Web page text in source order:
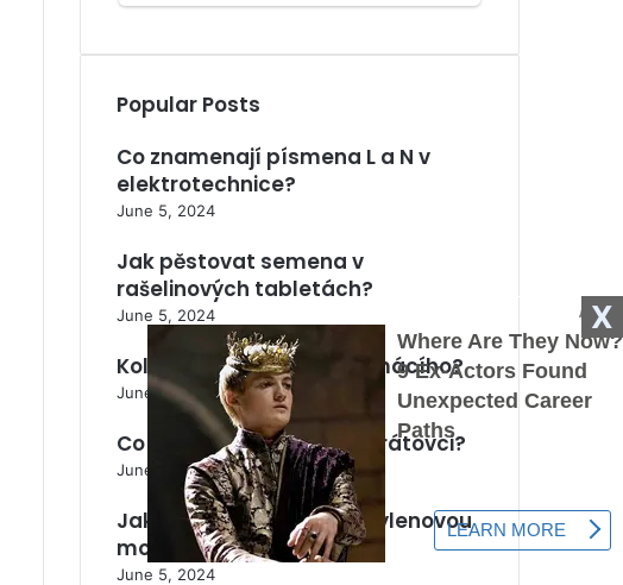
X
Popular Posts
Co znamenají písmena L a N v
elektrotechnice?
June 5, 2024
Jak pěstovat semena v
rašelinových tabletách?
June 5, 2024
Kolik stojí 1 kg králíka domácího?
June 5, 2024
Co přidat do půdy proti drátovci?
June 5, 2024
Jak správně užívat methylenovou
modř?
June 5, 2024